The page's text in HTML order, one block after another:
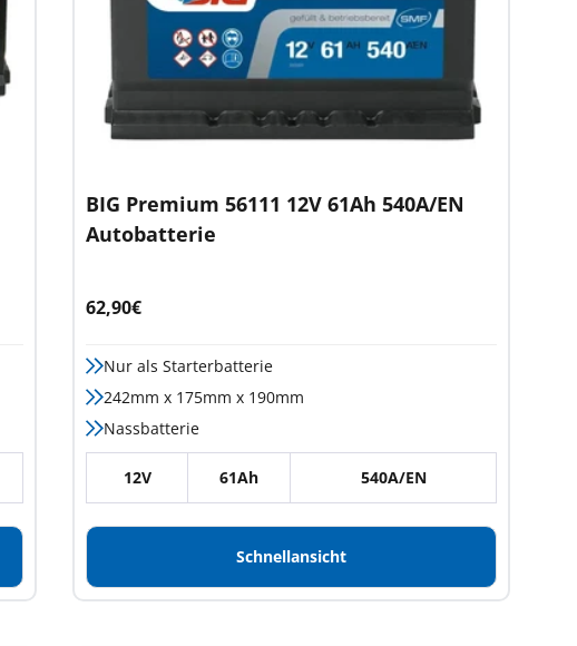
BIG Premium 56111 12V 61Ah 540A/EN
Autobatterie
Angebotspreis
62,90€
Nur als Starterbatterie
242mm x 175mm x 190mm
Nassbatterie
12V 61Ah 540A/EN
Schnellansicht